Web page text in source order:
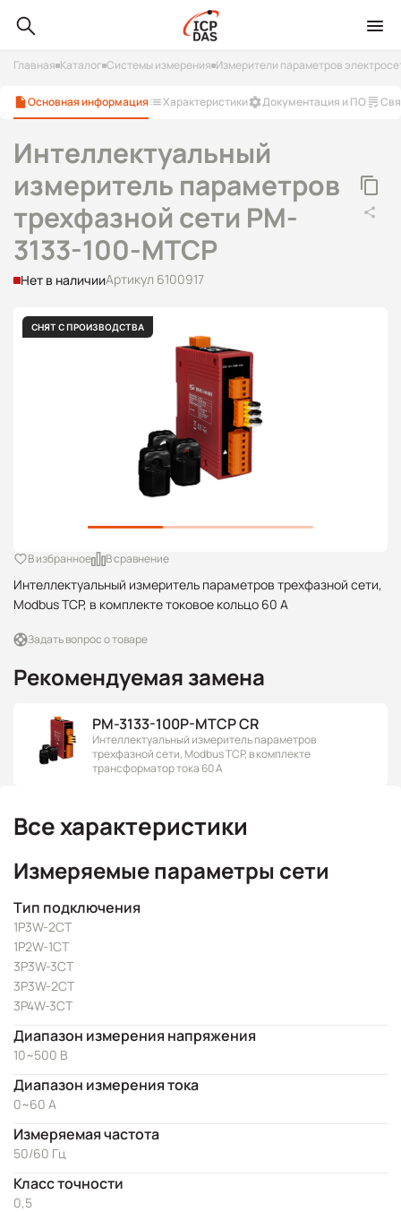
Главная Каталог Системы измерения Измерители параметров
Основная информация Характеристики Документация и ПО
Интеллектуальный
измеритель параметров
трехфазной сети PM-
3133-100-MTCP
Нет в наличииАртикул 6100917
СНЯТ С ПРОИЗВОДСТВА
Интеллектуальный измеритель параметров трехфазной сети,
Modbus TCP, в комплекте токовое кольцо 60 А
В избранное В сравнение
Задать вопрос о товаре
Рекомендуемая замена
PM-3133-100P-MTCP CR
Интеллектуальный измеритель параметров
трехфазной сети, Modbus TCP, в комплекте
трансформатор тока 60 А
Все характеристики
Измеряемые параметры сети
Тип подключения
1P3W-2CT
1P2W-1CT
3P3W-3CT
3P3W-2CT
3P4W-3CT
Диапазон измерения напряжения
10~500 В
Диапазон измерения тока
0~60 А
Измеряемая частота
50/60 Гц
Класс точности
0,5